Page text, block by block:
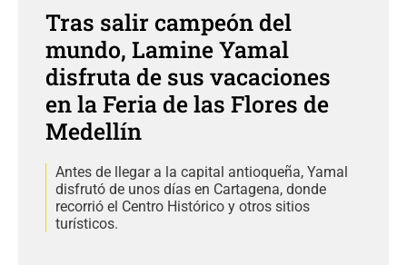
Tras salir campeón del
mundo, Lamine Yamal
disfruta de sus vacaciones
en la Feria de las Flores de
Medellín
Antes de llegar a la capital antioqueña, Yamal
disfrutó de unos días en Cartagena, donde
recorrió el Centro Histórico y otros sitios
turísticos.